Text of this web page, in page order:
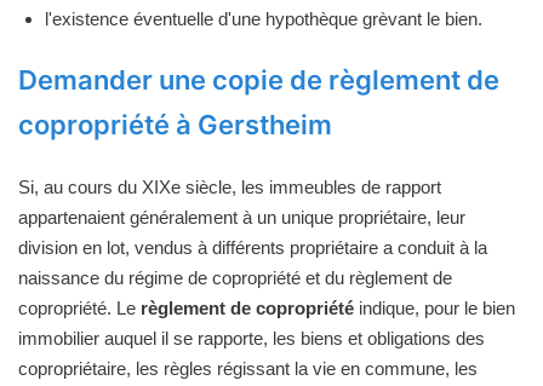
l'existence éventuelle d'une hypothèque grèvant le bien.
Demander une copie de règlement de
copropriété à Gerstheim
Si, au cours du XIXe siècle, les immeubles de rapport
appartenaient généralement à un unique propriétaire, leur
division en lot, vendus à différents propriétaire a conduit à la
naissance du régime de copropriété et du règlement de
copropriété. Le règlement de copropriété indique, pour le bien
immobilier auquel il se rapporte, les biens et obligations des
copropriétaire, les règles régissant la vie en commune, les